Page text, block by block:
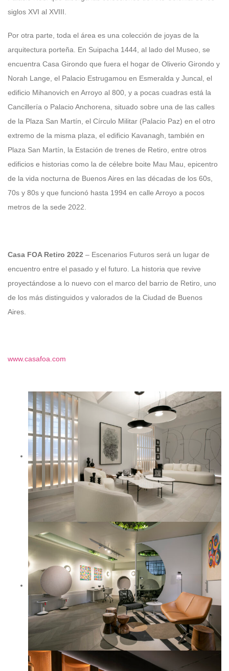
siglos XVI al XVIII.
Por otra parte, toda el área es una colección de joyas de la
arquitectura porteña. En Suipacha 1444, al lado del Museo, se
encuentra Casa Girondo que fuera el hogar de Oliverio Girondo y
Norah Lange, el Palacio Estrugamou en Esmeralda y Juncal, el
edificio Mihanovich en Arroyo al 800, y a pocas cuadras está la
Cancillería o Palacio Anchorena, situado sobre una de las calles
de la Plaza San Martín, el Círculo Militar (Palacio Paz) en el otro
extremo de la misma plaza, el edificio Kavanagh, también en
Plaza San Martín, la Estación de trenes de Retiro, entre otros
edificios e historias como la de célebre boite Mau Mau, epicentro
de la vida nocturna de Buenos Aires en las décadas de los 60s,
70s y 80s y que funcionó hasta 1994 en calle Arroyo a pocos
metros de la sede 2022.
Casa FOA Retiro 2022 – Escenarios Futuros será un lugar de
encuentro entre el pasado y el futuro. La historia que revive
proyectándose a lo nuevo con el marco del barrio de Retiro, uno
de los más distinguidos y valorados de la Ciudad de Buenos
Aires.
www.casafoa.com